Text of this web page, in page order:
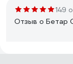
проблем, не149
Отзыв о Бетар